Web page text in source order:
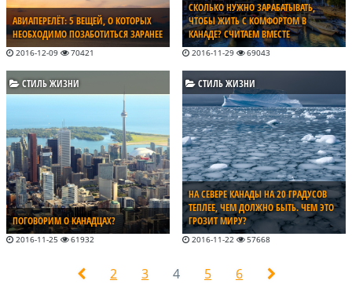
АВИАПЕРЕЛЁТ: 5 ВЕЩЕЙ, О КОТОРЫХ
НЕОБХОДИМО ПОЗАБОТИТЬСЯ ЗАРАНЕЕ
2016-12-09 70421
СКОЛЬКО НУЖНО ЗАРАБАТЫВАТЬ,
ЧТОБЫ ЖИТЬ С КОМФОРТОМ В
КАНАДЕ? СЧИТАЕМ ВМЕСТЕ
2016-11-29 69043
СТИЛЬ ЖИЗНИ
ПОГОВОРИМ О КАНАДЦАХ?
2016-11-25 61932
СТИЛЬ ЖИЗНИ
НА СЕВЕРЕ КАНАДЫ НА 20 ГРАДУСОВ
ТЕПЛЕЕ, ЧЕМ ДОЛЖНО БЫТЬ. ЧЕМ ЭТО
ГРОЗИТ МИРУ?
2016-11-22 57668
2 3 4 5 6